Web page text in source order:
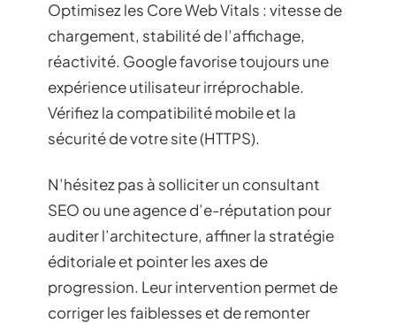
Optimisez les Core Web Vitals : vitesse de
chargement, stabilité de l’affichage,
réactivité. Google favorise toujours une
expérience utilisateur irréprochable.
Vérifiez la compatibilité mobile et la
sécurité de votre site (HTTPS).
N’hésitez pas à solliciter un consultant
SEO ou une agence d’e-réputation pour
auditer l’architecture, affiner la stratégie
éditoriale et pointer les axes de
progression. Leur intervention permet de
corriger les faiblesses et de remonter